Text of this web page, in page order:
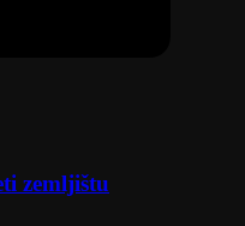
zemljištu